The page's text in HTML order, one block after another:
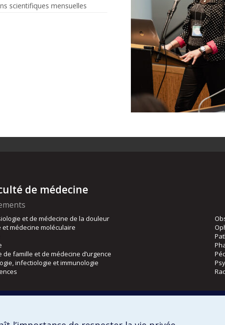
scientifiques mensuelles
de médecine
et de médecine de la douleur
et médecine moléculaire
de famille et de médecine d’urgence
infectiologie et immunologie